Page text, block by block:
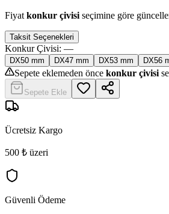
Fiyat konkur çivisi seçimine göre
Taksit Seçenekleri
Konkur Çivisi: —
DX50 mm DX47 mm DX53 mm DX56
Sepete eklemeden önce konkur çivisi
Sepete Ekle
Ücretsiz Kargo
500 ₺ üzeri
Güvenli Ödeme